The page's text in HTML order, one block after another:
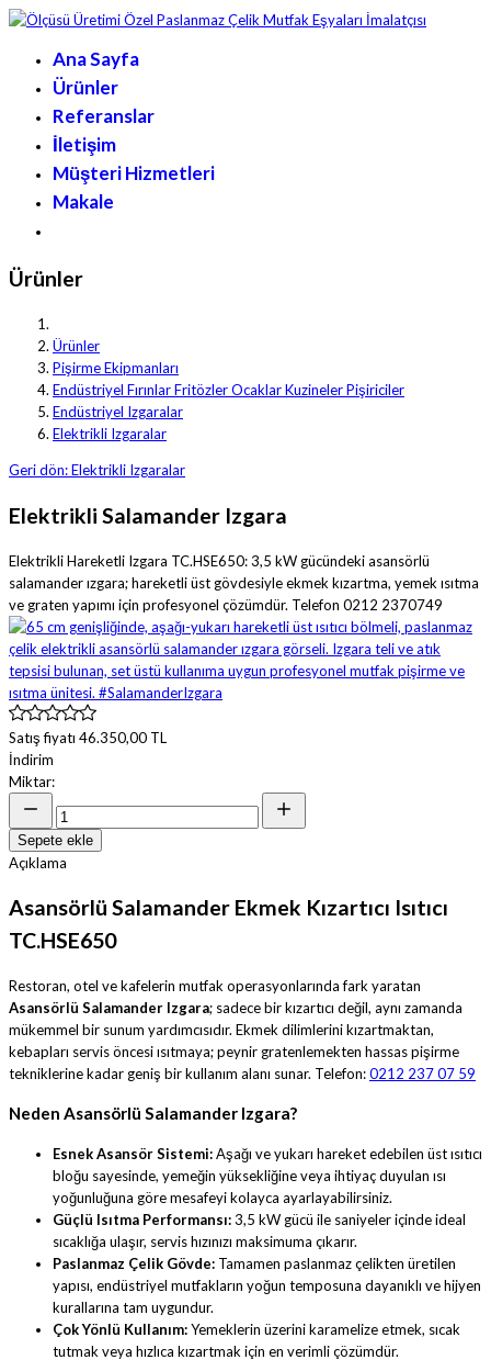
Ana Sayfa
Ürünler
Referanslar
İletişim
Müşteri Hizmetleri
Makale
Ürünler
Ürünler
Pişirme Ekipmanları
Endüstriyel Fırınlar Fritözler Ocaklar Kuzineler Pişiriciler
Endüstriyel Izgaralar
Elektrikli Izgaralar
Geri dön: Elektrikli Izgaralar
Elektrikli Salamander Izgara
Elektrikli Hareketli Izgara TC.HSE650: 3,5 kW gücündeki asansörlü
salamander ızgara; hareketli üst gövdesiyle ekmek kızartma, yemek ısıtma
ve graten yapımı için profesyonel çözümdür. Telefon 0212 2370749
Satış fiyatı 46.350,00 TL
İndirim
Miktar:
Sepete ekle
Açıklama
Asansörlü Salamander Ekmek Kızartıcı Isıtıcı
TC.HSE650
Restoran, otel ve kafelerin mutfak operasyonlarında fark yaratan
Asansörlü Salamander Izgara; sadece bir kızartıcı değil, aynı zamanda
mükemmel bir sunum yardımcısıdır. Ekmek dilimlerini kızartmaktan,
kebapları servis öncesi ısıtmaya; peynir gratenlemekten hassas pişirme
tekniklerine kadar geniş bir kullanım alanı sunar. Telefon:0212 237 07 59
Neden Asansörlü Salamander Izgara?
Esnek Asansör Sistemi:Aşağı ve yukarı hareket edebilen üst ısıtıcı
bloğu sayesinde, yemeğin yüksekliğine veya ihtiyaç duyulan ısı
yoğunluğuna göre mesafeyi kolayca ayarlayabilirsiniz.
Güçlü Isıtma Performansı:3,5 kW gücü ile saniyeler içinde ideal
sıcaklığa ulaşır, servis hızınızı maksimuma çıkarır.
Paslanmaz Çelik Gövde: Tamamen paslanmaz çelikten üretilen
yapısı, endüstriyel mutfakların yoğun temposuna dayanıklı ve hijyen
kurallarına tam uygundur.
Çok Yönlü Kullanım:Yemeklerin üzerini karamelize etmek, sıcak
tutmak veya hızlıca kızartmak için en verimli çözümdür.